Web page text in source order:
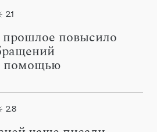
2.1
повысило
помощью
2.8